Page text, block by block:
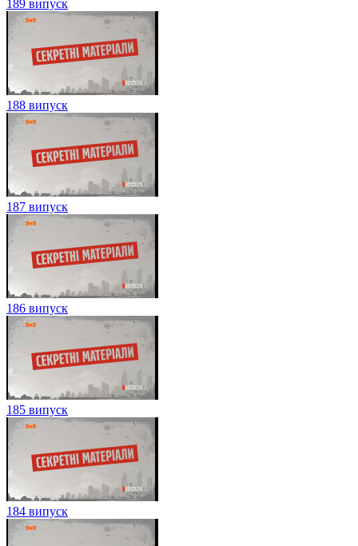
189 випуск
188 випуск
187 випуск
186 випуск
185 випуск
184 випуск